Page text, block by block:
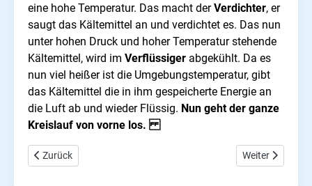
eine hohe Temperatur. Das macht derVerdichter, er
saugt das Kältemittel an und verdichtet es. Das nun
unter hohen Druck und hoher Temperatur stehende
Kältemittel, wird im Verflüssiger abgekühlt. Da es
nun viel heißer ist die Umgebungstemperatur, gibt
das Kältemittel die in ihm gespeicherte Energie an
die Luft ab und wieder Flüssig. Nun geht der ganze
Kreislauf von vorne los.
Vorheriger Beitrag: Potenzialfreie und Potenzialbehaftetet
Zurück Nächster
Weiter